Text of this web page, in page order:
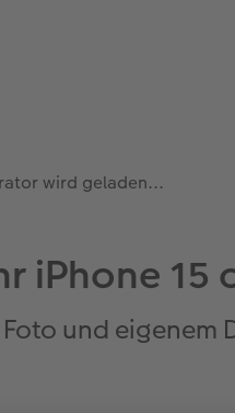
wird geladen...
iPhone 15
und eigenem